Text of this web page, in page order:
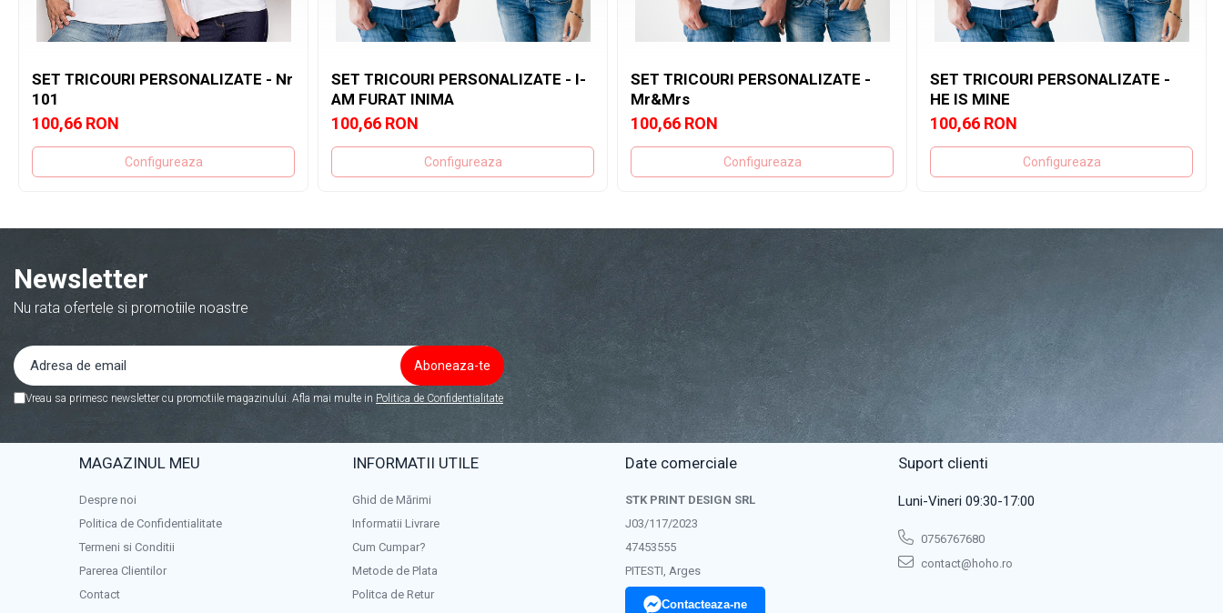
SET TRICOURI PERSONALIZATE - Nr
101
100,66 RON
Configureaza
SET TRICOURI PERSONALIZATE - I-
AM FURAT INIMA
100,66 RON
Configureaza
SET TRICOURI PERSONALIZATE -
Mr&Mrs
100,66 RON
Configureaza
SET TRICOURI PERSONALIZATE -
HE IS MINE
100,66 RON
Configureaza
Newsletter
Nu rata ofertele si promotiile noastre
Vreau sa primesc newsletter cu promotiile magazinului. Afla mai multe in Politica de Confidentialitate
MAGAZINUL MEU
Despre noi
Politica de Confidentialitate
Termeni si Conditii
Parerea Clientilor
Contact
INFORMATII UTILE
Ghid de Mărimi
Informatii Livrare
Cum Cumpar?
Metode de Plata
Politca de Retur
Date comerciale
STK PRINT DESIGN SRL
J03/117/2023
47453555
PITESTI, Arges
Contacteaza-ne
Suport clienti
Luni-Vineri 09:30-17:00
0756767680
contact@hoho.ro